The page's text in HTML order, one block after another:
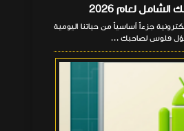
لعام 2026
جزءاً أساسياً من حياتنا اليومية
فلوس لصاحبك ...